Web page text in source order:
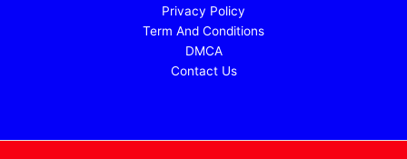
Privacy Policy
Term And Conditions
DMCA
Contact Us